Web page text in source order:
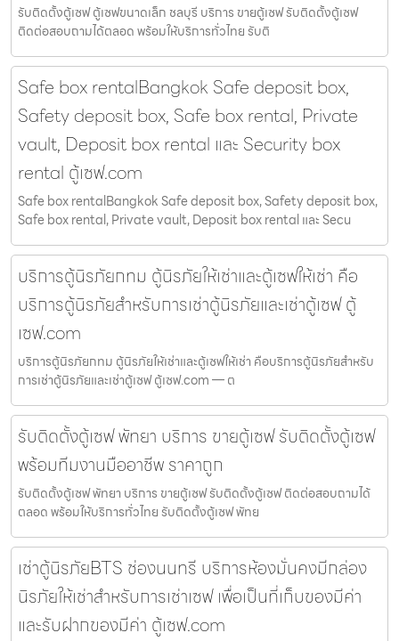
รับติดตั้งตู้เซฟ ตู้เซฟขนาดเล็ก ชลบุรี บริการ ขายตู้เซฟ รับติดตั้งตู้เซฟ
ติดต่อสอบถามได้ตลอด พร้อมให้บริการทั่วไทย รับติ
Safe box rentalBangkok Safe deposit box,
Safety deposit box, Safe box rental, Private
vault, Deposit box rental และ Security box
rental ตู้เซฟ.com
Safe box rentalBangkok Safe deposit box, Safety deposit box,
Safe box rental, Private vault, Deposit box rental และ Secu
บริการตู้นิรภัยกทม ตู้นิรภัยให้เช่าและตู้เซฟให้เช่า คือ
บริการตู้นิรภัยสำหรับการเช่าตู้นิรภัยและเช่าตู้เซฟ ตู้
เซฟ.com
บริการตู้นิรภัยกทม ตู้นิรภัยให้เช่าและตู้เซฟให้เช่า คือบริการตู้นิรภัยสำหรับ
การเช่าตู้นิรภัยและเช่าตู้เซฟ ตู้เซฟ.com — ต
รับติดตั้งตู้เซฟ พัทยา บริการ ขายตู้เซฟ รับติดตั้งตู้เซฟ
พร้อมทีมงานมืออาชีพ ราคาถูก
รับติดตั้งตู้เซฟ พัทยา บริการ ขายตู้เซฟ รับติดตั้งตู้เซฟ ติดต่อสอบถามได้
ตลอด พร้อมให้บริการทั่วไทย รับติดตั้งตู้เซฟ พัทย
เช่าตู้นิรภัยBTS ช่องนนทรี บริการห้องมั่นคงมีกล่อง
นิรภัยให้เช่าสำหรับการเช่าเซฟ เพื่อเป็นที่เก็บของมีค่า
และรับฝากของมีค่า ตู้เซฟ.com